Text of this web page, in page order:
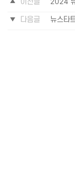
이전글 2024
다음글 뉴스타